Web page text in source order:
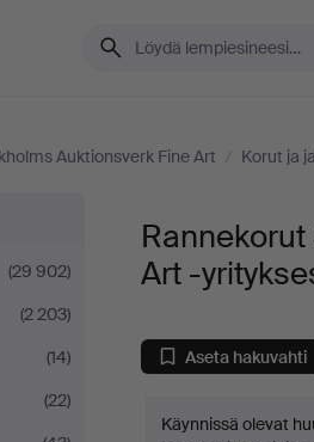
Auktionsverk Fine Art / Korut ja
(29 902)
(2 203)
(14)
(22)
Art -
Aseta hakuvahti
Käynnissä olevat